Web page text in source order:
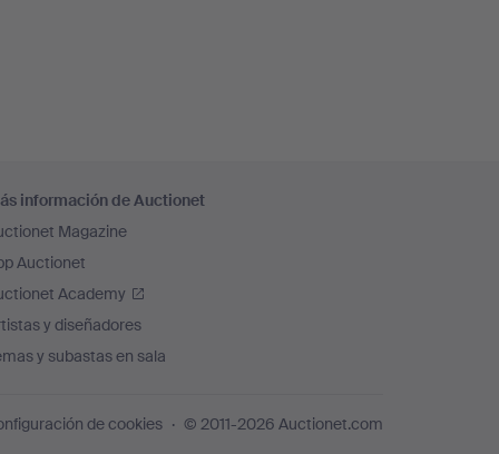
información de Auctionet
Magazine
Auctionet
Academy
y diseñadores
y subastas en sala
de cookies © 2011-2026 Auctionet.com